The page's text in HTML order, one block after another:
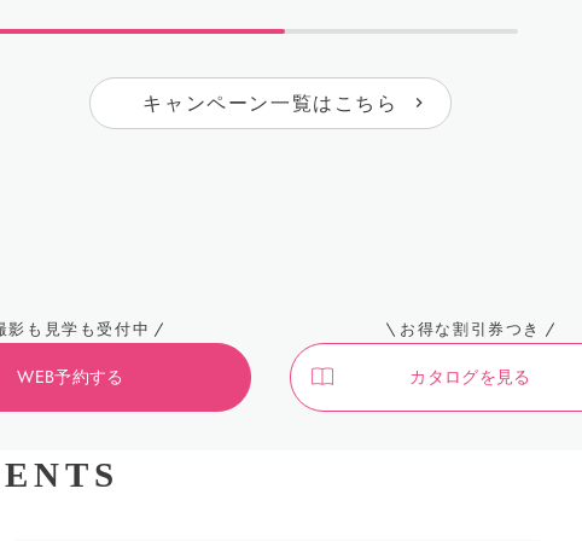
キャンペーン一覧はこちら
影も見学も受付中
WEB予約する
お得な割引券つき
カタログを見る